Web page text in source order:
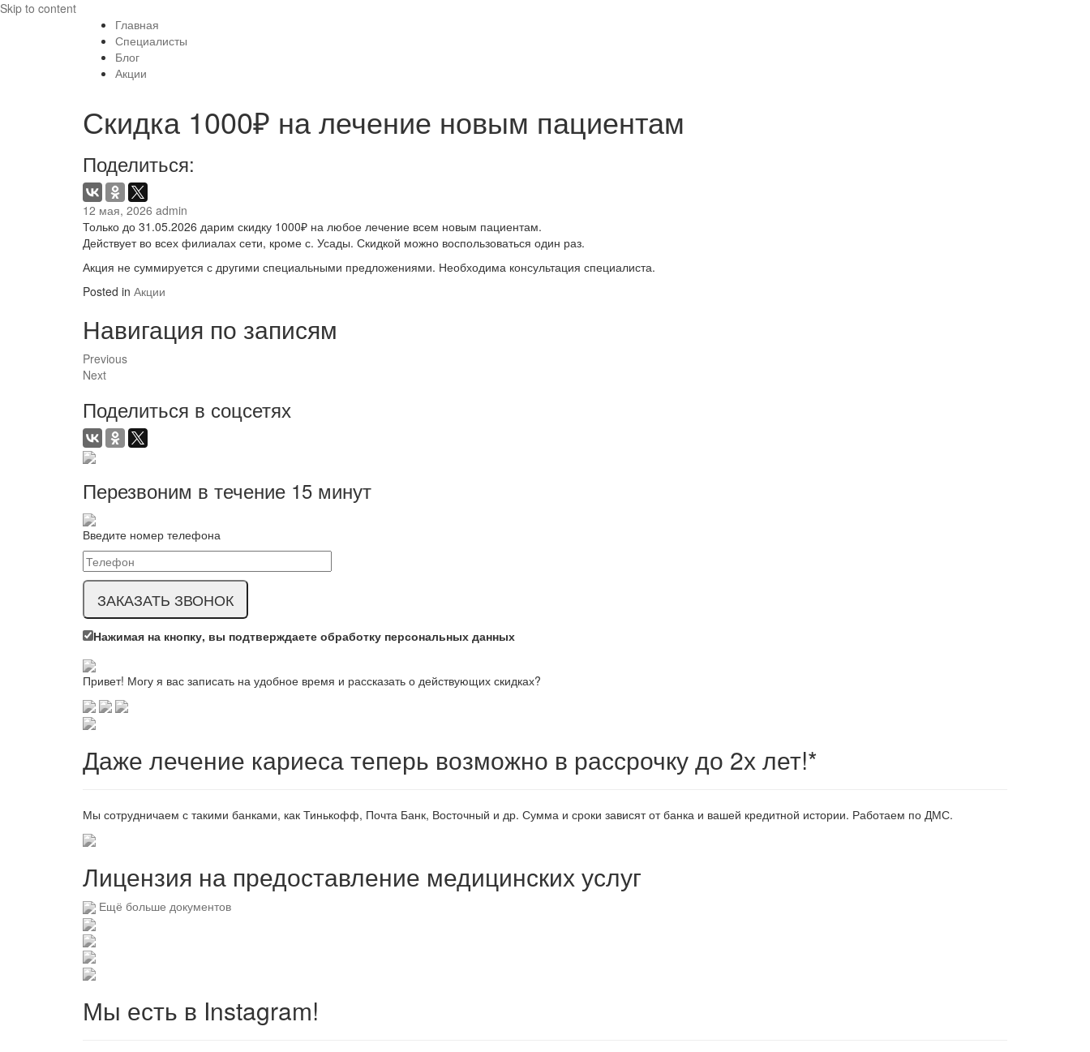
Skip to content
Главная
Специалисты
Блог
Акции
Скидка 1000₽ на лечение новым пациентам
Поделиться:
12 мая, 2026 admin
Только до 31.05.2026 дарим скидку 1000₽ на любое лечение всем новым пациентам.
Действует во всех филиалах сети, кроме с. Усады. Скидкой можно воспользоваться один раз.
Акция не суммируется с другими специальными предложениями. Необходима консультация специалиста.
Posted in Акции
Навигация по записям
Previous
Next
Поделиться в соцсетях
Перезвоним в течение 15 минут
Введите номер телефона
Нажимая на кнопку, вы подтверждаете обработку персональных данных
Привет! Могу я вас записать на удобное время и рассказать о действующих скидках?
Даже лечение кариеса теперь возможно в рассрочку до 2х лет!*
Мы сотрудничаем с такими банками, как Тинькофф, Почта Банк, Восточный и др. Сумма и сроки зависят от банка и вашей кредитной истории. Работаем по ДМС.
Лицензия на предоставление медицинских услуг
Ещё больше документов
Мы есть в Instagram!